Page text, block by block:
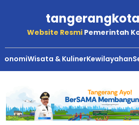
tangerangkota
Website Resmi Pemerintah
Wisata & KulinerKewilayahan
Kota
Tangerang